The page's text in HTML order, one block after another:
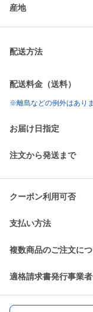
産地
配送方法
配送料金（送料）
※離島などの例外はあり
お届け日指定
注文から発送まで
クーポン利用可否
支払い方法
複数商品のご注文に
適格請求書発行事業